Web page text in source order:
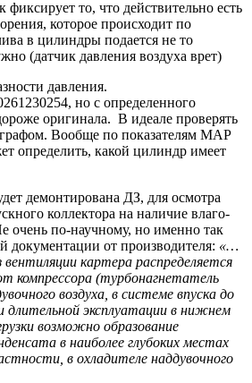
то, что действительно есть
которое происходит по
в цилиндры подается не то
(датчик давления воздуха врет)
давления.
но с определенного
оригинала. В идеале проверять
Вообще по показателям MAP
определить, какой цилиндр имеет
демонтирована ДЗ, для осмотра
коллектора на наличие влаго-
очень по-научному, но именно так
документации от производителя: «…
картера распределяется
компрессора (турбонагнетатель
воздуха, в системе впуска до
длительной эксплуатации в нижнем
возможно образование
в наиболее глубоких местах
в охладителе наддувочного